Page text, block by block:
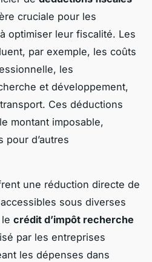
cruciale pour les
optimiser leur fiscalité. Les
par exemple, les coûts
les
et développement,
Ces déductions
montant imposable,
pour d’autres
une réduction directe de
sous diverses
crédit d’impôt recherche
par les entreprises
les dépenses dans